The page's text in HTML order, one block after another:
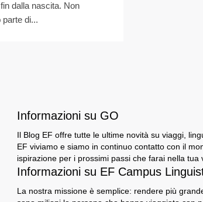
dalla nascita. Non
di...
Informazioni su GO
Il Blog EF offre tutte le ultime novità su viaggi,
EF viviamo e siamo in continuo contatto con il
ispirazione per i prossimi passi che farai nella tua
Informazioni su EF Campus
La nostra missione è semplice: rendere più